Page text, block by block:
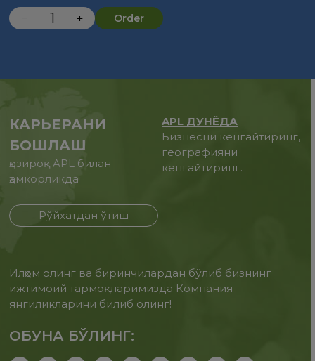
− + Order
КАРЬЕРАНИ
БОШЛАШ
ҳозироқ APL билан
ҳамкорликда
Рўйхатдан ўтиш
APL ДУНЁДА
Бизнесни кенгайтиринг,
географияни
кенгайтиринг.
Илҳом олинг ва биринчилардан бўлиб бизнинг
ижтимоий тармоқларимизда Компания
янгиликларини билиб олинг!
ОБУНА БЎЛИНГ: